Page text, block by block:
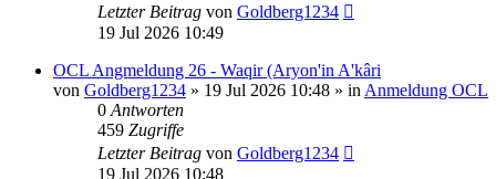
Letzter Beitrag von Goldberg1234
19 Jul 2026 10:49
OCL Angmeldung 26 - Waqir (Aryon'in A'kâri
von Goldberg1234 » 19 Jul 2026 10:48 » in Anmeldung OCL
0 Antworten
459 Zugriffe
Letzter Beitrag von Goldberg1234
19 Jul 2026 10:48